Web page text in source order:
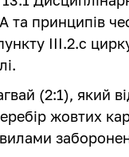
принципів
пункту III.2.c
(2:1), який
жовтих